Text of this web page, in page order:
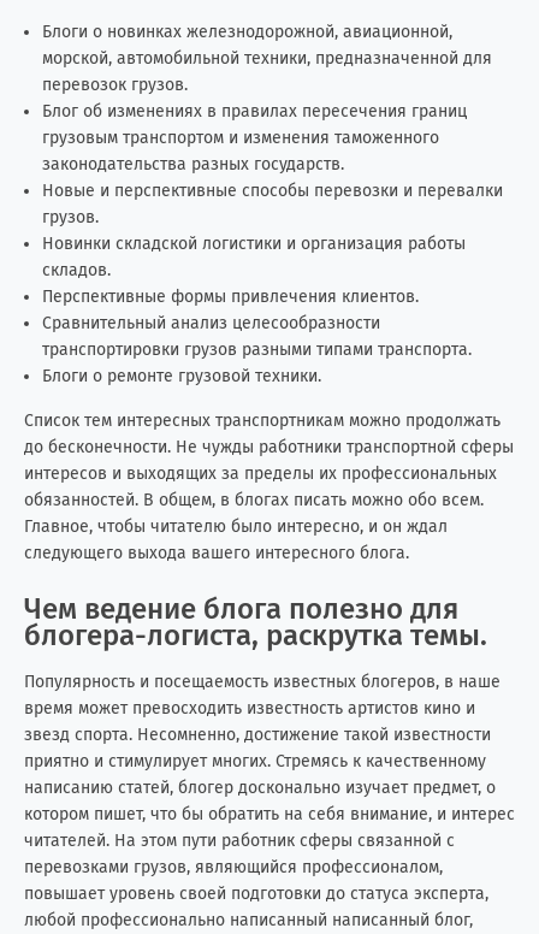
Блоги о новинках железнодорожной, авиационной,
морской, автомобильной техники, предназначенной для
перевозок грузов.
Блог об изменениях в правилах пересечения границ
грузовым транспортом и изменения таможенного
законодательства разных государств.
Новые и перспективные способы перевозки и перевалки
грузов.
Новинки складской логистики и организация работы
складов.
Перспективные формы привлечения клиентов.
Сравнительный анализ целесообразности
транспортировки грузов разными типами транспорта.
Блоги о ремонте грузовой техники.
Список тем интересных транспортникам можно продолжать
до бесконечности. Не чужды работники транспортной сферы
интересов и выходящих за пределы их профессиональных
обязанностей. В общем, в блогах писать можно обо всем.
Главное, чтобы читателю было интересно, и он ждал
следующего выхода вашего интересного блога.
Чем ведение блога полезно для
блогера-логиста, раскрутка темы.
Популярность и посещаемость известных блогеров, в наше
время может превосходить известность артистов кино и
звезд спорта. Несомненно, достижение такой известности
приятно и стимулирует многих. Стремясь к качественному
написанию статей, блогер досконально изучает предмет, о
котором пишет, что бы обратить на себя внимание, и интерес
читателей. На этом пути работник сферы связанной с
перевозками грузов, являющийся профессионалом,
повышает уровень своей подготовки до статуса эксперта,
любой профессионально написанный написанный блог,